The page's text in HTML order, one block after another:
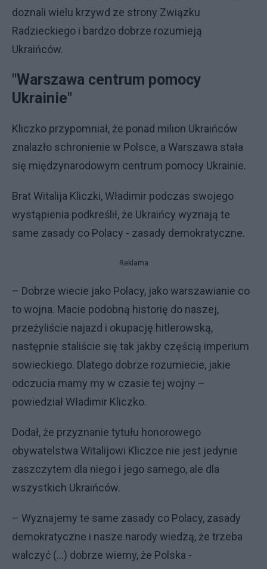
doznali wielu krzywd ze strony Związku
Radzieckiego i bardzo dobrze rozumieją
Ukraińców.
"Warszawa centrum pomocy
Ukrainie"
Kliczko przypomniał, że ponad milion Ukraińców
znalazło schronienie w Polsce, a Warszawa stała
się międzynarodowym centrum pomocy Ukrainie.
Brat Witalija Kliczki, Władimir podczas swojego
wystąpienia podkreślił, że Ukraińcy wyznają te
same zasady co Polacy - zasady demokratyczne.
Reklama
– Dobrze wiecie jako Polacy, jako warszawianie co
to wojna. Macie podobną historię do naszej,
przeżyliście najazd i okupację hitlerowską,
następnie staliście się tak jakby częścią imperium
sowieckiego. Dlatego dobrze rozumiecie, jakie
odczucia mamy my w czasie tej wojny –
powiedział Władimir Kliczko.
Dodał, że przyznanie tytułu honorowego
obywatelstwa Witalijowi Kliczce nie jest jedynie
zaszczytem dla niego i jego samego, ale dla
wszystkich Ukraińców.
– Wyznajemy te same zasady co Polacy, zasady
demokratyczne i nasze narody wiedzą, że trzeba
walczyć (...) dobrze wiemy, że Polska -